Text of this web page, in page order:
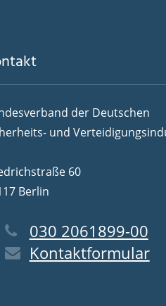
der Deutschen
und
60
Berlin
030 2061899-00
Kontaktformular